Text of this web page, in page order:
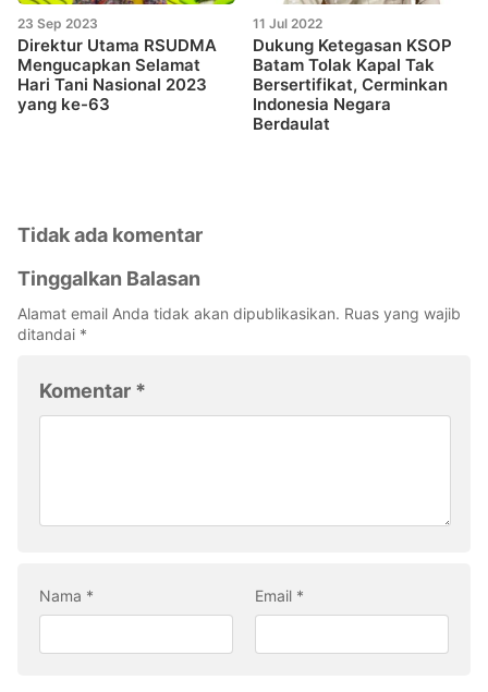
23 Sep 2023
Direktur Utama RSUDMA
Mengucapkan Selamat
Hari Tani Nasional 2023
yang ke-63
11 Jul 2022
Dukung Ketegasan KSOP
Batam Tolak Kapal Tak
Bersertifikat, Cerminkan
Indonesia Negara
Berdaulat
Tidak ada komentar
Tinggalkan Balasan
Alamat email Anda tidak akan dipublikasikan. Ruas yang wajib
ditandai *
Komentar *
Nama * Email *